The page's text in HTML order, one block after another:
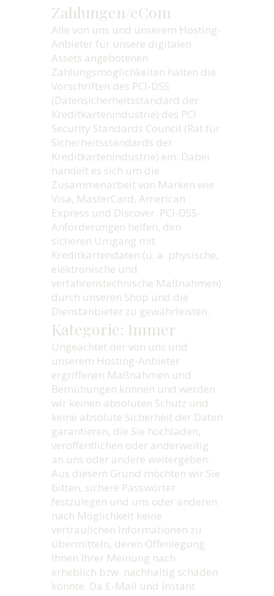
Zahlungen/eCom
Alle von uns und unserem Hosting-
Anbieter für unsere digitalen
Assets angebotenen
Zahlungsmöglichkeiten halten die
Vorschriften des PCI-DSS
(Datensicherheitsstandard der
Kreditkartenindustrie) des PCI
Security Standards Council (Rat für
Sicherheitsstandards der
Kreditkartenindustrie) ein. Dabei
handelt es sich um die
Zusammenarbeit von Marken wie
Visa, MasterCard, American
Express und Discover. PCI-DSS-
Anforderungen helfen, den
sicheren Umgang mit
Kreditkartendaten (u. a. physische,
elektronische und
verfahrenstechnische Maßnahmen)
durch unseren Shop und die
Dienstanbieter zu gewährleisten.
Kategorie: Immer
Ungeachtet der von uns und
unserem Hosting-Anbieter
ergriffenen Maßnahmen und
Bemühungen können und werden
wir keinen absoluten Schutz und
keine absolute Sicherheit der Daten
garantieren, die Sie hochladen,
veröffentlichen oder anderweitig
an uns oder andere weitergeben.
Aus diesem Grund möchten wir Sie
bitten, sichere Passwörter
festzulegen und uns oder anderen
nach Möglichkeit keine
vertraulichen Informationen zu
übermitteln, deren Offenlegung
Ihnen Ihrer Meinung nach
erheblich bzw. nachhaltig schaden
könnte. Da E-Mail und Instant